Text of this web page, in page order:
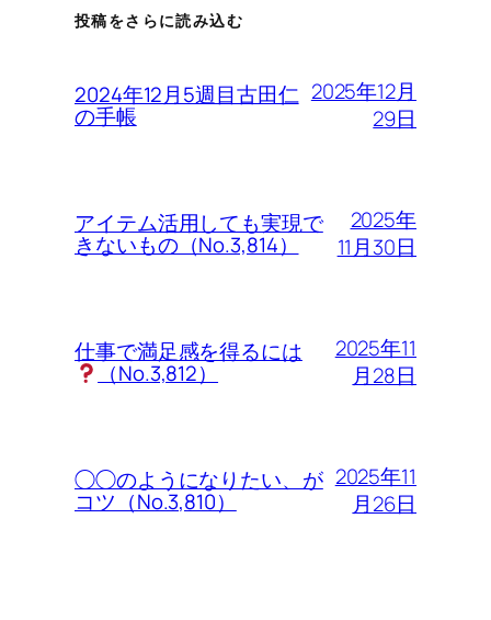
投稿をさらに読み込む
2024年12月5週目古田仁
の手帳
2025年12月
29日
アイテム活用しても実現で
きないもの（No.3,814）
2025年
11月30日
仕事で満足感を得るには
（No.3,812）
2025年11
月28日
◯◯のようになりたい、が
コツ（No.3,810）
2025年11
月26日